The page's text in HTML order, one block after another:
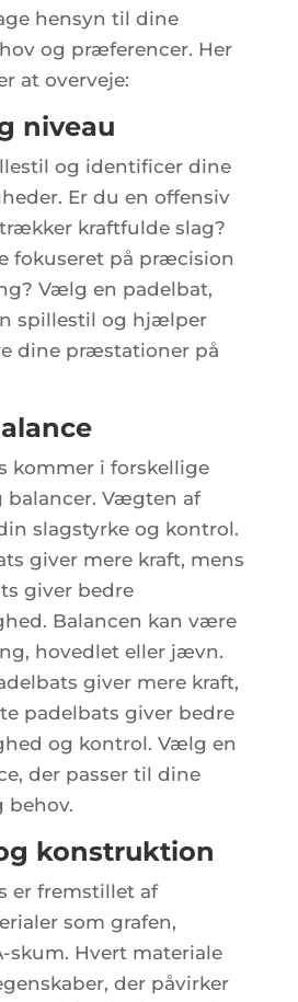
hensyn til dine
og præferencer. Her
at overveje:
niveau
og identificer dine
Er du en offensiv
kraftfulde slag?
fokuseret på præcision
Vælg en padelbat,
spillestil og hjælper
dine præstationer på
kommer i forskellige
Vægten af
slagstyrke og kontrol.
giver mere kraft, mens
giver bedre
Balancen kan være
hovedlet eller jævn.
giver mere kraft,
padelbats giver bedre
og kontrol. Vælg en
der passer til dine
behov.
konstruktion
er fremstillet af
som grafen,
skum. Hvert materiale
der påvirker